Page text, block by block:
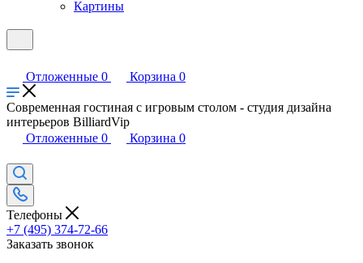
Картины
Отложенные 0 Корзина 0
Современная гостиная с игровым столом - студия дизайна
интерьеров BilliardVip
Отложенные 0 Корзина 0
Телефоны
+7 (495) 374-72-66
Заказать звонок